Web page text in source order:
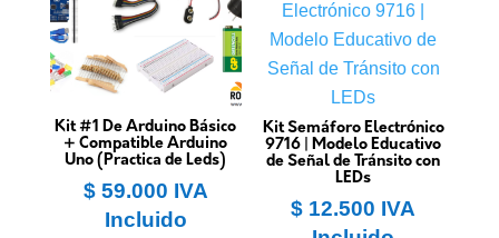
Kit #1 De Arduino Básico
+ Compatible Arduino
Uno (Practica de Leds)
$59.000 IVA
Incluido
Kit Semáforo Electrónico
9716 | Modelo Educativo
de Señal de Tránsito con
LEDs
$ 12.500 IVA